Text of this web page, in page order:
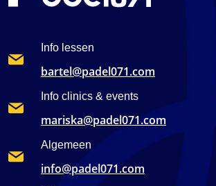
Info lessen
bartel@padel071.com
Info clinics & events
mariska@padel071.com
Algemeen
info@padel071.com